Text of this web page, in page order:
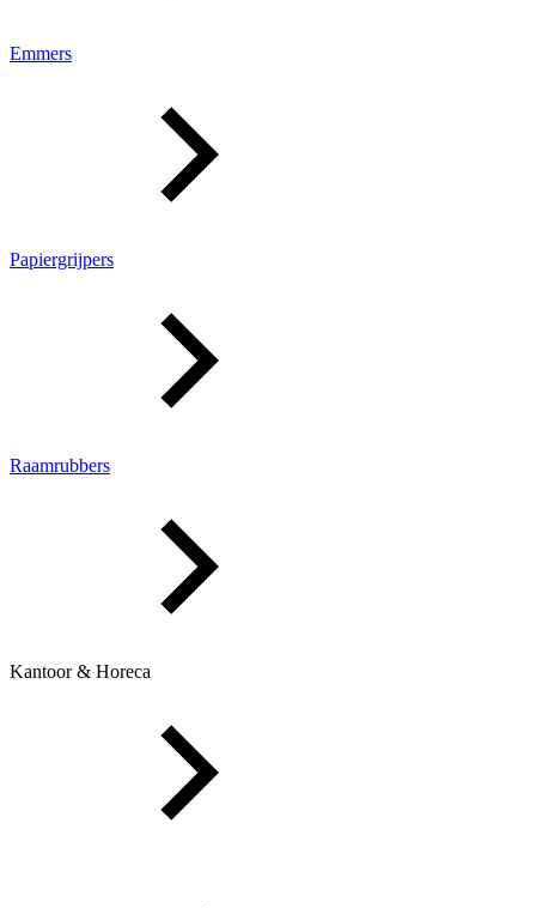
Emmers
Papiergrijpers
Raamrubbers
Kantoor & Horeca